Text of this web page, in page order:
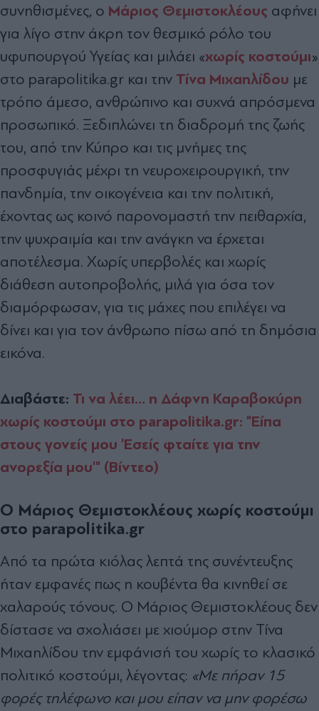
συνηθισμένες, ο Μάριος Θεμιστοκλέους αφήνει
για λίγο στην άκρη τον θεσμικό ρόλο του
υφυπουργού Υγείας και μιλάει «χωρίς κοστούμι»
στο parapolitika.gr και την Τίνα Μιχαηλίδου με
τρόπο άμεσο, ανθρώπινο και συχνά απρόσμενα
προσωπικό. Ξεδιπλώνει τη διαδρομή της ζωής
του, από την Κύπρο και τις μνήμες της
προσφυγιάς μέχρι τη νευροχειρουργική, την
πανδημία, την οικογένεια και την πολιτική,
έχοντας ως κοινό παρονομαστή την πειθαρχία,
την ψυχραιμία και την ανάγκη να έρχεται
αποτέλεσμα. Χωρίς υπερβολές και χωρίς
διάθεση αυτοπροβολής, μιλά για όσα τον
διαμόρφωσαν, για τις μάχες που επιλέγει να
δίνει και για τον άνθρωπο πίσω από τη δημόσια
εικόνα.
Διαβάστε: Τι να λέει… η Δάφνη Καραβοκύρη
χωρίς κοστούμι στο parapolitika.gr: "Είπα
στους γονείς μου 'Εσείς φταίτε για την
ανορεξία μου'" (Βίντεο)
Ο Μάριος Θεμιστοκλέους χωρίς κοστούμι
στο parapolitika.gr
Από τα πρώτα κιόλας λεπτά της συνέντευξης
ήταν εμφανές πως η κουβέντα θα κινηθεί σε
χαλαρούς τόνους. Ο Μάριος Θεμιστοκλέους δεν
δίστασε να σχολιάσει με χιούμορ στην Τίνα
Μιχαηλίδου την εμφάνισή του χωρίς το κλασικό
πολιτικό κοστούμι, λέγοντας: «Με πήραν 15
φορές τηλέφωνο και μου είπαν να μην φορέσω